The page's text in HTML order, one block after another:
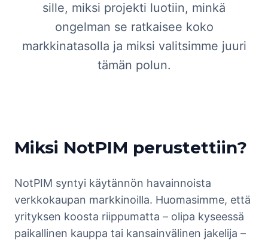
sille, miksi projekti luotiin, minkä
ongelman se ratkaisee koko
markkinatasolla ja miksi valitsimme juuri
tämän polun.
Miksi NotPIM perustettiin?
NotPIM syntyi käytännön havainnoista
verkkokaupan markkinoilla. Huomasimme, että
yrityksen koosta riippumatta – olipa kyseessä
paikallinen kauppa tai kansainvälinen jakelija –